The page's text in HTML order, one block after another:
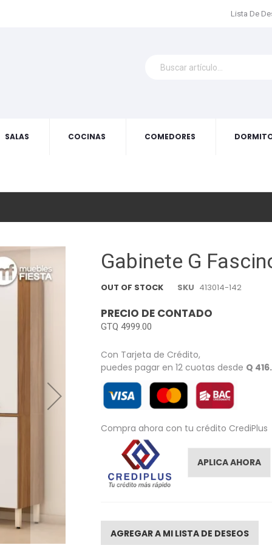
Lista De
SALAS COCINAS COMEDORES
Gabinete G
OUT OF STOCK SKU 413014-142
PRECIO DE CONTADO
GTQ 4999.00
Con Tarjeta de Crédito,
puedes pagar en 12 cuotas desde Q
Compra ahora con tu crédito CrediPlus
APLICA AHORA
AGREGAR A MI LISTA DE DESEOS